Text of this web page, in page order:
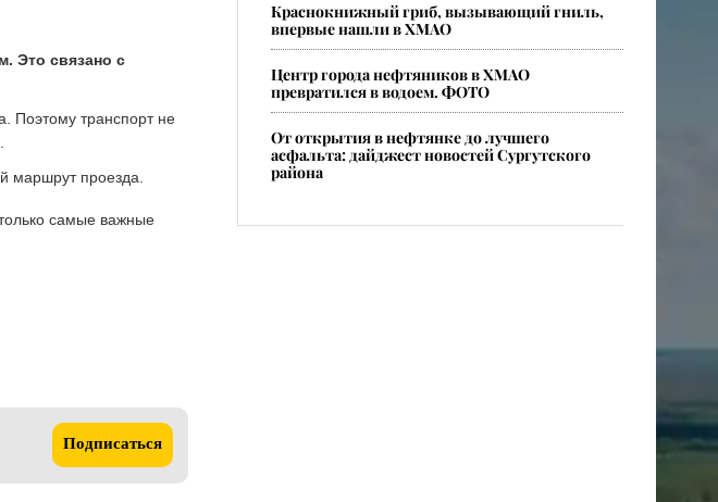
Это связано с
Поэтому транспорт не
маршрут проезда.
самые важные
Подписаться
​Краснокнижный гриб, вызывающий гниль,
впервые нашли в ХМАО
Центр города нефтяников в ХМАО
превратился в водоем. ФОТО
От открытия в нефтянке до лучшего
асфальта: дайджест новостей Сургутского
района